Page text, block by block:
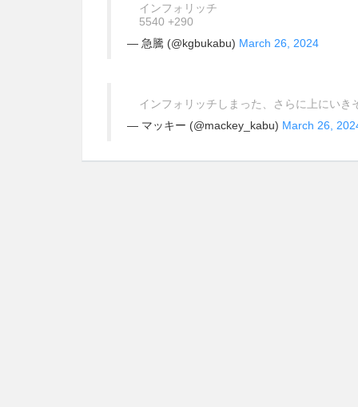
インフォリッチ
5540 +290
— 急騰 (@kgbukabu) March 26, 2024
インフォリッチしまった、さらに上にいき
— マッキー (@mackey_kabu) March 26,